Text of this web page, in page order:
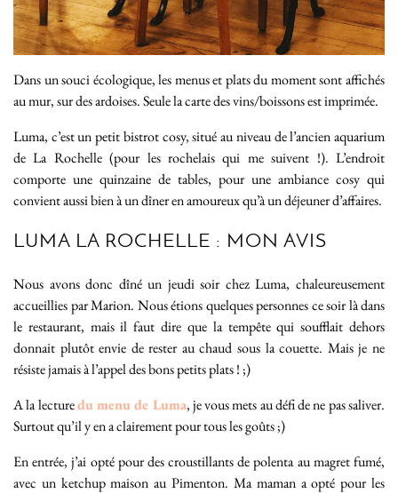
Dans un souci écologique, les menus et plats du moment sont affichés
au mur, sur des ardoises. Seule la carte des vins/boissons est imprimée.
Luma, c’est un petit bistrot cosy, situé au niveau de l’ancien aquarium
de La Rochelle (pour les rochelais qui me suivent !). L’endroit
comporte une quinzaine de tables, pour une ambiance cosy qui
convient aussi bien à un dîner en amoureux qu’à un déjeuner d’affaires.
LUMA LA ROCHELLE : MON AVIS
Nous avons donc dîné un jeudi soir chez Luma, chaleureusement
accueillies par Marion. Nous étions quelques personnes ce soir là dans
le restaurant, mais il faut dire que la tempête qui soufflait dehors
donnait plutôt envie de rester au chaud sous la couette. Mais je ne
résiste jamais à l’appel des bons petits plats ! ;)
A la lecturedu menu de Luma, je vous mets au défi de ne pas saliver.
Surtout qu’il y en a clairement pour tous les goûts ;)
En entrée, j’ai opté pour des croustillants de polenta au magret fumé,
avec un ketchup maison au Pimenton. Ma maman a opté pour les